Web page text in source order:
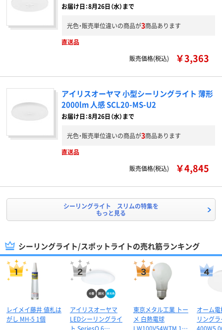
お届け日：8月26日（水）まで
光色・販売単位違いの商品が3商品あります
直送品
販売価格(税込)
￥3,363
アイリスオーヤマ 小型シーリングライト 薄形
2000lm 人感 SCL20-MS-U2
お届け日：8月26日（水）まで
光色・販売単位違いの商品が3商品あります
直送品
販売価格(税込)
￥4,845
シーリングライト スリムの特集を
もっと見る
シーリングライト/スポットライトの売れ筋ランキング
レイメイ藤井 値札は
がし MH-5 1個
アイリスオーヤマ
LEDシーリングライ
ト SeriesQ 6…
東京メタル工業 トー
メ 白熱電球
LW100V54WTM 1…
オーム
リング
400W5